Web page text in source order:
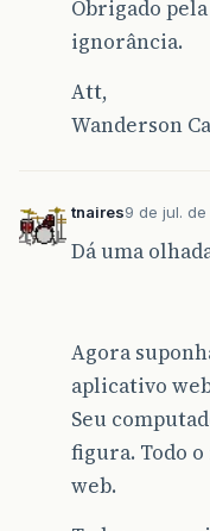
Obrigado
ignorância.
Att,
Wanderson
tnaires9 de jul. de
Dá uma
Agora
aplicativo
Seu
figura. Todo
web.